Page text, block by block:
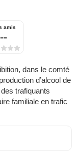
amis
--
dans le comté
d’alcool de
trafiquants
familiale en trafic